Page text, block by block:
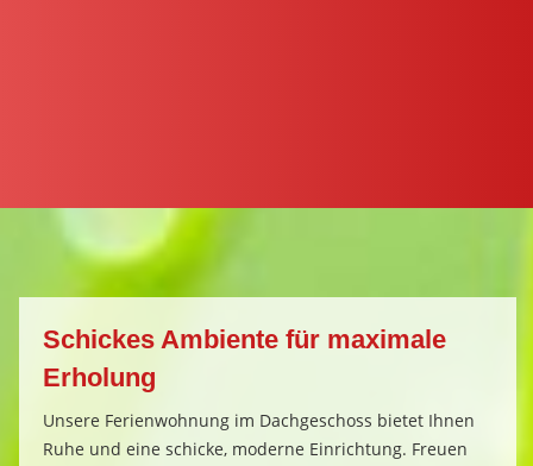
Schickes Ambiente für maximale
Erholung
Unsere Ferienwohnung im Dachgeschoss bietet Ihnen
Ruhe und eine schicke, moderne Einrichtung. Freuen